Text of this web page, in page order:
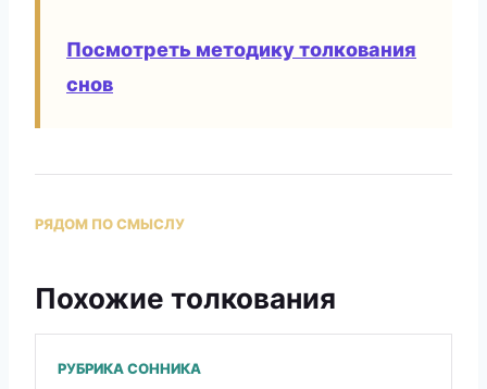
Посмотреть методику толкования
снов
РЯДОМ ПО СМЫСЛУ
Похожие толкования
РУБРИКА СОННИКА